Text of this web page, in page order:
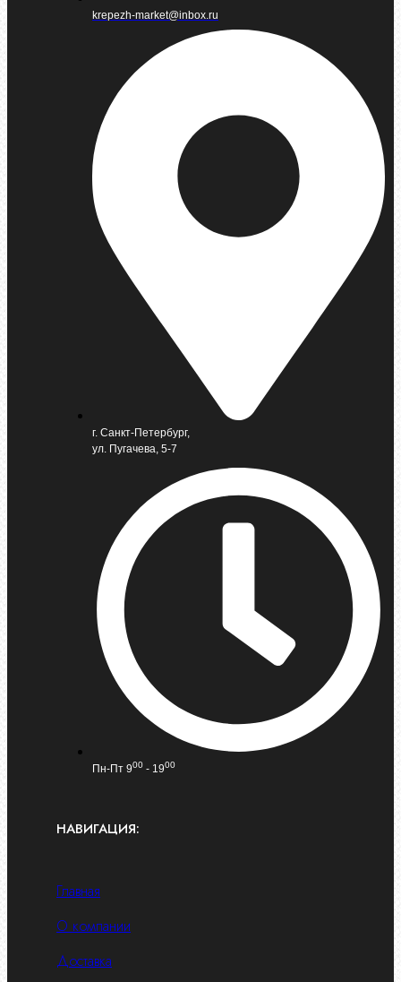
krepezh-market@inbox.ru
г. Санкт-Петербург,
ул. Пугачева, 5-7
Пн-Пт 900 - 1900
НАВИГАЦИЯ:
Главная
О компании
Доставка